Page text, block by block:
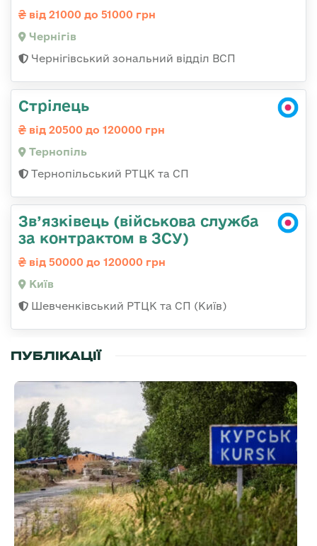
від 21000 до 51000 грн
Чернігів
Чернігівський зональний відділ ВСП
Стрілець
від 20500 до 120000 грн
Тернопіль
Тернопільський РТЦК та СП
Зв’язківець (військова служба
за контрактом в ЗСУ)
від 50000 до 120000 грн
Київ
Шевченківський РТЦК та СП (Київ)
ПУБЛІКАЦІЇ